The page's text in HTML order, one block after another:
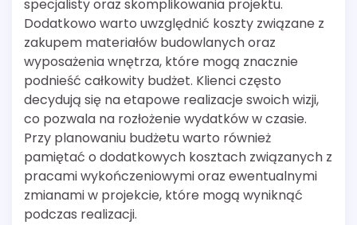
specjalisty oraz skomplikowania projektu.
Dodatkowo warto uwzględnić koszty związane z
zakupem materiałów budowlanych oraz
wyposażenia wnętrza, które mogą znacznie
podnieść całkowity budżet. Klienci często
decydują się na etapowe realizacje swoich wizji,
co pozwala na rozłożenie wydatków w czasie.
Przy planowaniu budżetu warto również
pamiętać o dodatkowych kosztach związanych z
pracami wykończeniowymi oraz ewentualnymi
zmianami w projekcie, które mogą wyniknąć
podczas realizacji.